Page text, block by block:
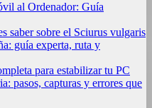
al Ordenador: Guía
saber sobre el Sciurus vulgaris
guía experta, ruta y
para estabilizar tu PC
pasos, capturas y errores que